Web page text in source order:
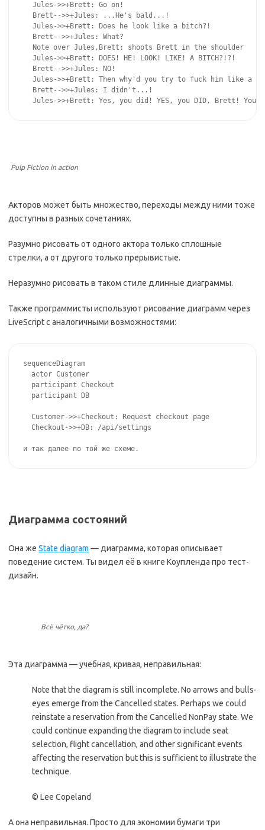
Jules->>+Brett: Go on!
Brett-->>+Jules: ...He's bald...!
Jules->>+Brett: Does he look like a bitch?!
Brett-->>+Jules: What?
Note over Jules,Brett: shoots Brett in the shoulder
Jules->>+Brett: DOES! HE! LOOK! LIKE! A BITCH?!?!
Brett-->>+Jules: NO!
Jules->>+Brett: Then why'd you try to fuck him like a
Brett-->>+Jules: I didn't...!
Jules->>+Brett: Yes, you did! YES, you DID, Brett!
Pulp Fiction in action
Акторов может быть множество, переходы между ними тоже
доступны в разных сочетаниях.
Разумно рисовать от одного актора только сплошные
стрелки, а от другого только прерывистые.
Неразумно рисовать в таком стиле длинные диаграммы.
Также программисты используют рисование диаграмм через
LiveScript с аналогичными возможностями:
sequenceDiagram
  actor Customer
  participant Checkout
  participant DB
  Customer->>+Checkout: Request checkout page
  Checkout->>+DB: /api/settings
и так далее по той же схеме.
Диаграмма состояний
Она же State diagram — диаграмма, которая описывает
поведение систем. Ты видел её в книге Коупленда про тест-
дизайн.
Всё чётко, да?
Эта диаграмма — учебная, кривая, неправильная:
Note that the diagram is still incomplete. No arrows and bulls-
eyes emerge from the Cancelled states. Perhaps we could
reinstate a reservation from the Cancelled NonPay state. We
could continue expanding the diagram to include seat
selection, flight cancellation, and other significant events
affecting the reservation but this is sufficient to illustrate the
technique.
© Lee Copeland
А она неправильная. Просто для экономии бумаги три